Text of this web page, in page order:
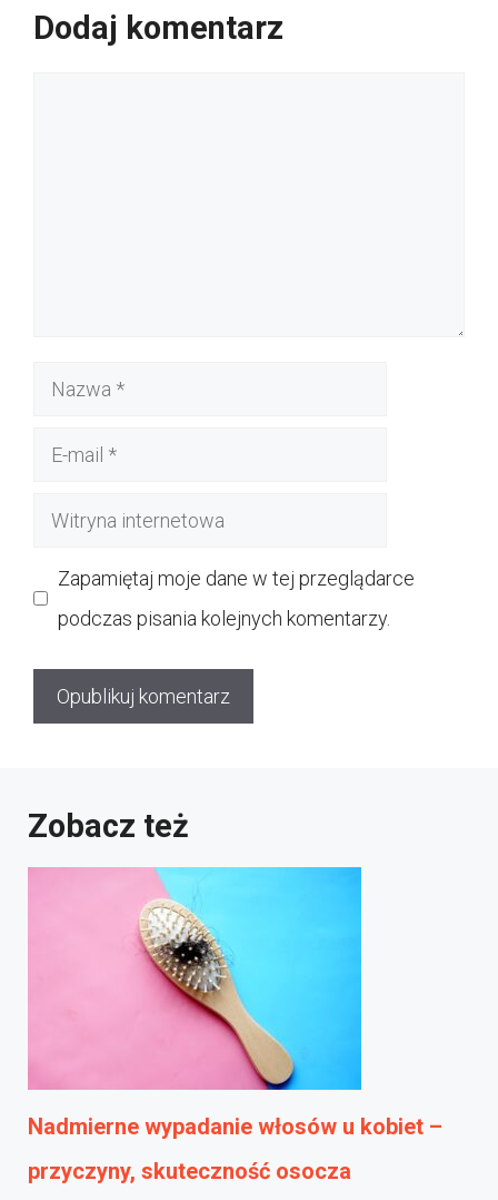
Dodaj komentarz
Nazwa
Witryna
Zapamiętaj moje dane w tej przeglądarce
podczas pisania kolejnych komentarzy.
Zobacz też
Nadmierne wypadanie włosów u kobiet –
przyczyny, skuteczność osocza